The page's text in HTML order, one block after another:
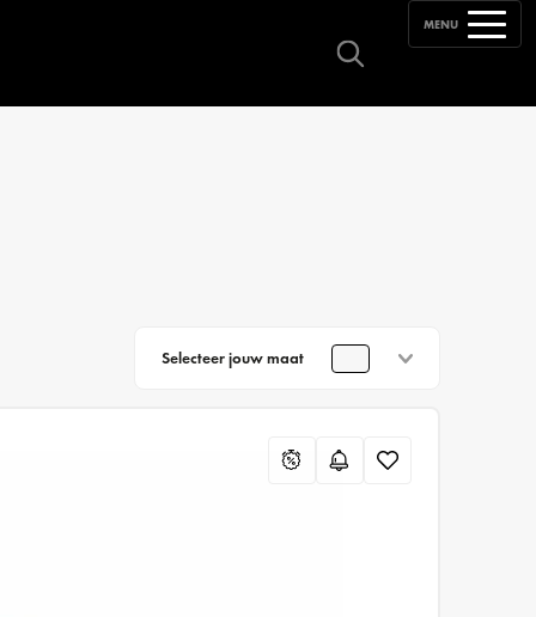
MENU
Selecteer jouw maat